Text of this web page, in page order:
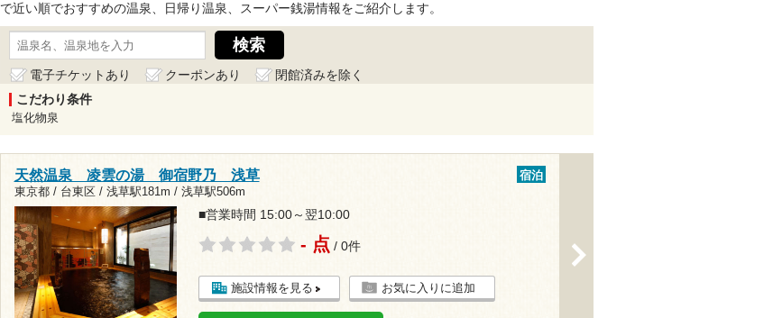
で近い順でおすすめの温泉、日帰り温泉、スーパー銭湯情報をご紹介します。
電子チケットあり クーポンあり
閉館済みを除く
こだわり条件
塩化物泉
天然温泉 凌雲の湯 御宿野乃 浅草
東京都 / 台東区 / 浅草駅181m / 浅草駅506m
宿泊
■営業時間 15:00～翌10:00
- 点 / 0件
施設情報を見る お気に入りに追加